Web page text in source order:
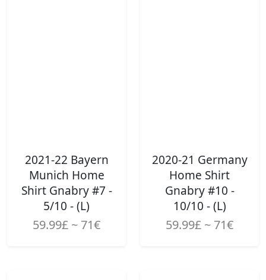
2021-22 Bayern
Munich Home
Shirt Gnabry #7 -
5/10 - (L)
59.99£ ~ 71€
2020-21 Germany
Home Shirt
Gnabry #10 -
10/10 - (L)
59.99£ ~ 71€